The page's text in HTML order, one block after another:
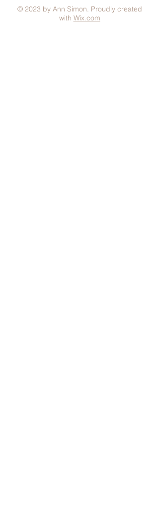
© 2023 by Ann Simon. Proudly created
with Wix.com